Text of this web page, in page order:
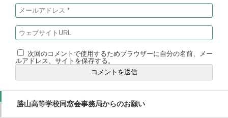
次回のコメントで使用するためブラウザーに自分の名前、メー
ルアドレス、サイトを保存する。
勝山高等学校同窓会事務局からのお願い